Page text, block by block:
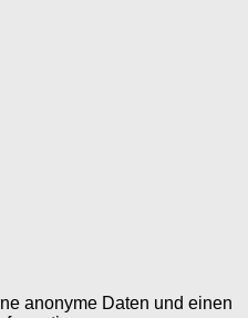
anonyme Daten und einen